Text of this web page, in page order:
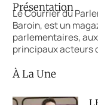
Présentation
Le Courrier du
Baroin, est un
parlementaires,
principaux acteurs
À La Une